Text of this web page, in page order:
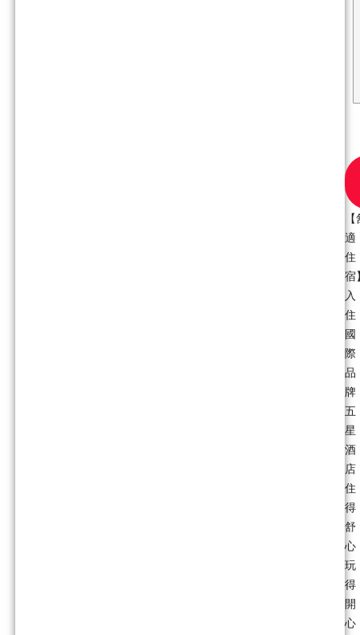
適
住
宿
入
住
國
際
品
牌
五
星
酒
店
住
得
舒
心
玩
得
開
心